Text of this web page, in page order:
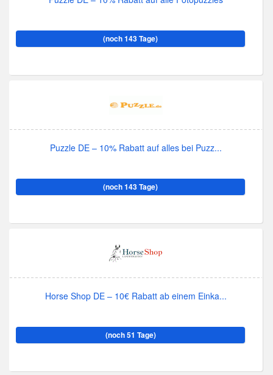
(noch 143 Tage)
Puzzle DE – 10% Rabatt auf alles bei Puzz...
(noch 143 Tage)
Horse Shop DE – 10€ Rabatt ab einem Einka...
(noch 51 Tage)